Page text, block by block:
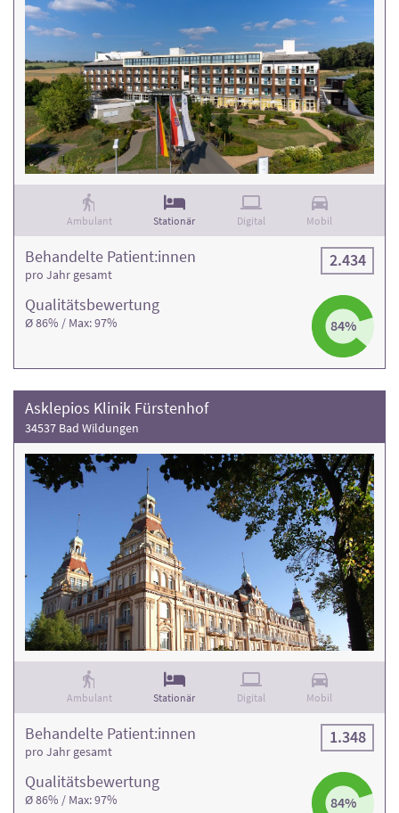
Ambulant Stationär Digital Mobil
Qualitäts­bewertung
Ø 86% / Max: 97% 84%
Behandelte Patient:innen
pro Jahr gesamt
2.434
Asklepios Klinik Fürstenhof
34537 Bad Wildungen
Ambulant Stationär Digital Mobil
Qualitäts­bewertung
Ø 86% / Max: 97% 84%
Behandelte Patient:innen
pro Jahr gesamt
1.348